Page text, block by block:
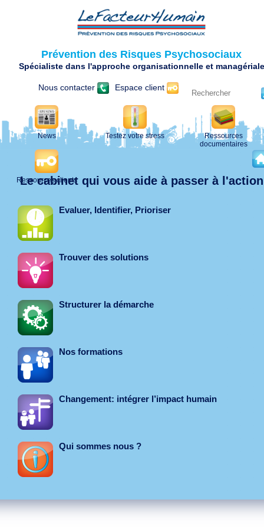
Prévention des Risques Psychosociaux
Spécialiste dans l'approche organisationnelle et managériale
Espace client
Nous contacter
News Testez votre stress
Ressources
documentaires
Ressources clients
Le cabinet qui vous aide à passer à l'action
Evaluer, Identifier, Prioriser
Trouver des solutions
Structurer la démarche
Nos formations
Changement: intégrer l’impact humain
Qui sommes nous ?